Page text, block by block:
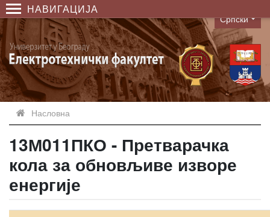
НАВИГАЦИЈА
Language
Српски
Насловна
13М011ПКО - Претварачка
кола за обновљиве изворе
енергије